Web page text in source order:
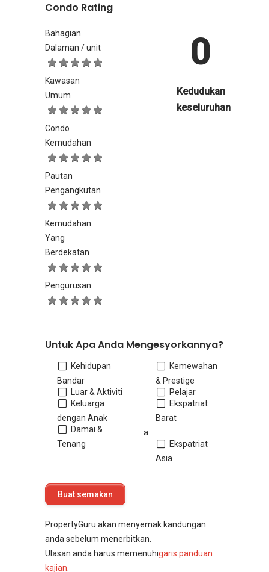
Condo Rating
Bahagian
Dalaman / unit
Kawasan
Umum
Condo
Kemudahan
Pautan
Pengangkutan
Kemudahan
Yang
Berdekatan
Pengurusan
0
Kedudukan
keseluruhan
Untuk Apa Anda Mengesyorkannya?
Kehidupan
Bandar
Luar & Aktiviti
Keluarga
dengan Anak
Damai &
Tenang
Kemewahan
& Prestige
Pelajar
Ekspatriat
Barat
a
Ekspatriat
Asia
PropertyGuru akan menyemak kandungan
anda sebelum menerbitkan.
Ulasan anda harus memenuhigaris panduan
kajian